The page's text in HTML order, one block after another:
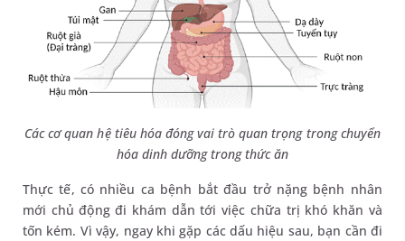
Các cơ quan hệ tiêu hóa đóng vai trò quan trọng trong chuyển
hóa dinh dưỡng trong thức ăn
Thực tế, có nhiều ca bệnh bắt đầu trở nặng bệnh nhân
mới chủ động đi khám dẫn tới việc chữa trị khó khăn và
tốn kém. Vì vậy, ngay khi gặp các dấu hiệu sau, bạn cần đi